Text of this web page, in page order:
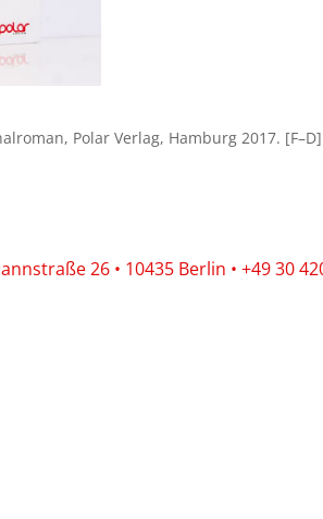
Polar Verlag, Hamburg 2017. [F–D]
26 • 10435 Berlin • +49 30